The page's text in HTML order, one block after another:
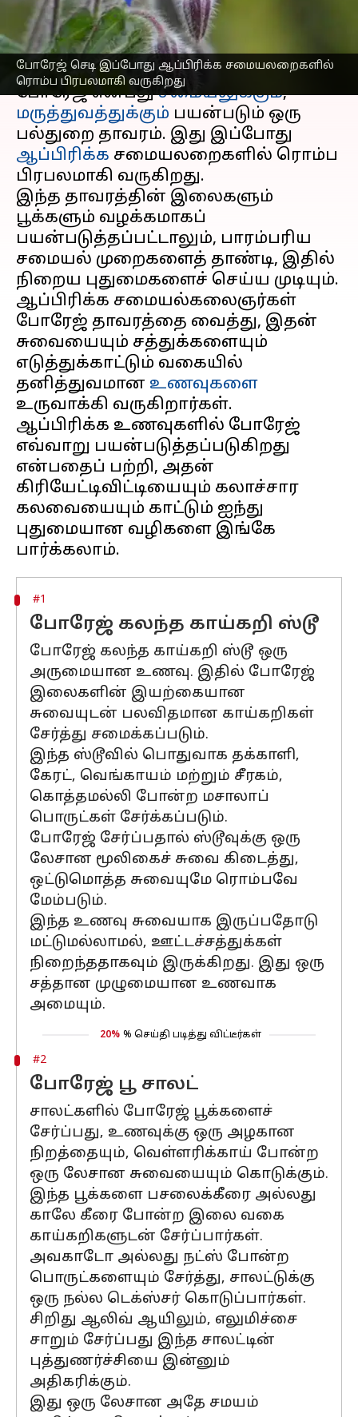
போரேஜ் செடி இப்போது ஆப்பிரிக்க சமையலறைகளில்
ரொம்ப பிரபலமாகி வருகிறது
எழுதியவர் Vasuki Jul 08, 2026 06:38 pm
செய்தி முன்னோட்டம்
போரேஜ் என்பதுசமையலுக்கும்,
மருத்துவத்துக்கும் பயன்படும் ஒரு
பல்துறை தாவரம். இது இப்போது
ஆப்பிரிக்க சமையலறைகளில் ரொம்ப
பிரபலமாகி வருகிறது.
இந்த தாவரத்தின் இலைகளும்
பூக்களும் வழக்கமாகப்
பயன்படுத்தப்பட்டாலும், பாரம்பரிய
சமையல் முறைகளைத் தாண்டி, இதில்
நிறைய புதுமைகளைச் செய்ய முடியும்.
ஆப்பிரிக்க சமையல்கலைஞர்கள்
போரேஜ் தாவரத்தை வைத்து, இதன்
சுவையையும் சத்துக்களையும்
எடுத்துக்காட்டும் வகையில்
தனித்துவமான உணவுகளை
உருவாக்கி வருகிறார்கள்.
ஆப்பிரிக்க உணவுகளில் போரேஜ்
எவ்வாறு பயன்படுத்தப்படுகிறது
என்பதைப் பற்றி, அதன்
கிரியேட்டிவிட்டியையும் கலாச்சார
கலவையையும் காட்டும் ஐந்து
புதுமையான வழிகளை இங்கே
#1
போரேஜ் கலந்த காய்கறி ஸ்டூ
போரேஜ் கலந்த காய்கறி ஸ்டூ ஒரு
அருமையான உணவு. இதில் போரேஜ்
இலைகளின் இயற்கையான
சுவையுடன் பலவிதமான காய்கறிகள்
சேர்த்து சமைக்கப்படும்.
இந்த ஸ்டூவில் பொதுவாக தக்காளி,
கேரட், வெங்காயம் மற்றும் சீரகம்,
கொத்தமல்லி போன்ற மசாலாப்
பொருட்கள் சேர்க்கப்படும்.
போரேஜ் சேர்ப்பதால் ஸ்டூவுக்கு ஒரு
லேசான மூலிகைச் சுவை கிடைத்து,
ஒட்டுமொத்த சுவையுமே ரொம்பவே
மேம்படும்.
இந்த உணவு சுவையாக இருப்பதோடு
மட்டுமல்லாமல், ஊட்டச்சத்துக்கள்
நிறைந்ததாகவும் இருக்கிறது. இது ஒரு
சத்தான முழுமையான உணவாக
அமையும்.
20% % செய்தி படித்து விட்டீர்கள்
#2
போரேஜ் பூ சாலட்
சாலட்களில் போரேஜ் பூக்களைச்
சேர்ப்பது, உணவுக்கு ஒரு அழகான
நிறத்தையும், வெள்ளரிக்காய் போன்ற
ஒரு லேசான சுவையையும் கொடுக்கும்.
இந்த பூக்களை பசலைக்கீரை அல்லது
காலே கீரை போன்ற இலை வகை
காய்கறிகளுடன் சேர்ப்பார்கள்.
அவகாடோ அல்லது நட்ஸ் போன்ற
பொருட்களையும் சேர்த்து, சாலட்டுக்கு
ஒரு நல்ல டெக்ஸ்சர் கொடுப்பார்கள்.
சிறிது ஆலிவ் ஆயிலும், எலுமிச்சை
சாறும் சேர்ப்பது இந்த சாலட்டின்
புத்துணர்ச்சியை இன்னும்
அதிகரிக்கும்.
இது ஒரு லேசான அதே சமயம்